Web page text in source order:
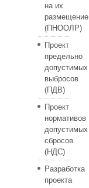
на их
размещение
(ПНООЛР)
Проект
предельно
допустимых
выбросов
(ПДВ)
Проект
нормативов
допустимых
сбросов
(НДС)
Разработка
проекта